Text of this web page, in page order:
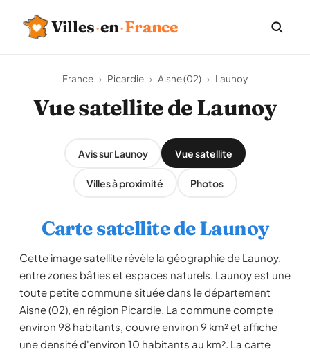
Villes·en·France
France › Picardie › Aisne (02) › Launoy
Vue satellite de Launoy
Avis sur Launoy Vue satellite
Villes à proximité Photos
Carte satellite de Launoy
Cette image satellite révèle la géographie de Launoy,
entre zones bâties et espaces naturels. Launoy est une
toute petite commune située dans le département
Aisne (02), en région Picardie. La commune compte
environ 98 habitants, couvre environ 9 km² et affiche
une densité d'environ 10 habitants au km². La carte